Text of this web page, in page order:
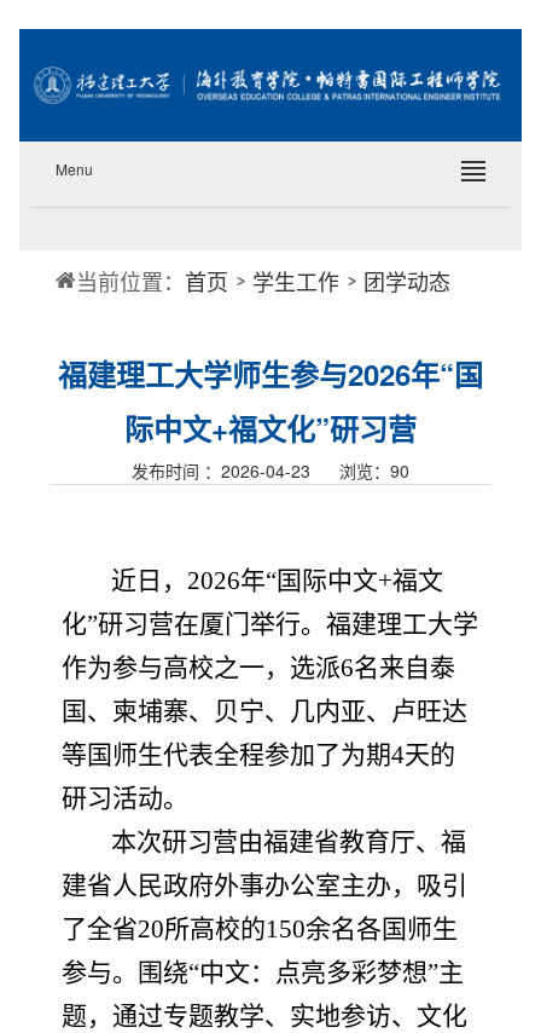
Menu
当前位置： 首页 学生工作 团学动态
福建理工大学师生参与2026年“国
际中文+福文化”研习营
发布时间 ：2026-04-23 浏览： 90
近日， 2026年“国际中文+福文
化”研习营在厦门举行。福建理工大学
作为参与高校之一，选派6名来自泰
国、柬埔寨、贝宁、几内亚、卢旺达
等国师生代表全程参加了为期4天的
研习活动。
本次研习营由福建省教育厅、福
建省人民政府外事办公室主办，吸引
了全省20所高校的150余名各国师生
参与。围绕“中文：点亮多彩梦想”主
题，通过专题教学、实地参访、文化